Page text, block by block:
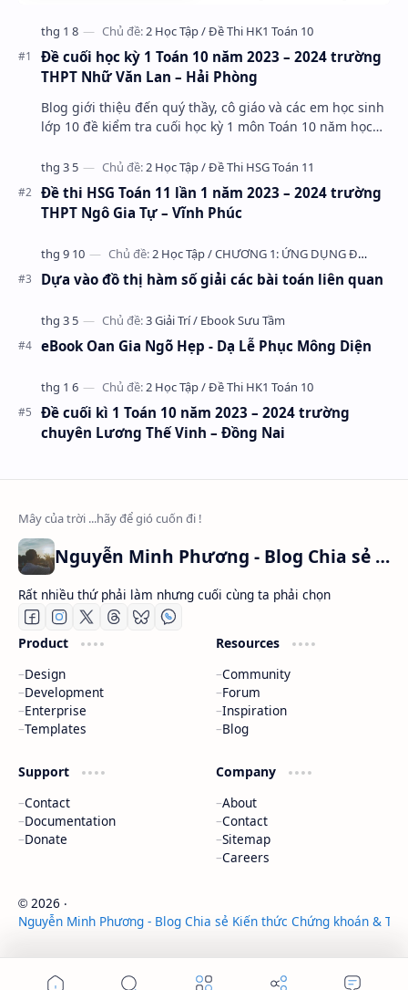
Đề cuối học kỳ 1 Toán 10 năm 2023 – 2024 trường
THPT Nhữ Văn Lan – Hải Phòng
Blog giới thiệu đến quý thầy, cô giáo và các em học sinh
lớp 10 đề kiểm tra cuối học kỳ 1 môn Toán 10 năm học
Đề thi HSG Toán 11 lần 1 năm 2023 – 2024 trường
THPT Ngô Gia Tự – Vĩnh Phúc
Dựa vào đồ thị hàm số giải các bài toán liên quan
eBook Oan Gia Ngõ Hẹp - Dạ Lễ Phục Mông Diện
Đề cuối kì 1 Toán 10 năm 2023 – 2024 trường
chuyên Lương Thế Vinh – Đồng Nai
Nguyễn Minh Phương - Blog Chia sẻ Kiến thức Chứng khoán & Tài liệu Toán học
Rất nhiều thứ phải làm nhưng cuối cùng ta phải chọn
Product
Design
Development
Enterprise
Templates
Resources
Community
Forum
Inspiration
Blog
Support
Contact
Documentation
Donate
Company
About
Contact
Sitemap
Careers
© 2026 ‧
Nguyễn Minh Phương - Blog Chia sẻ Kiến thức Chứng khoán & Tài